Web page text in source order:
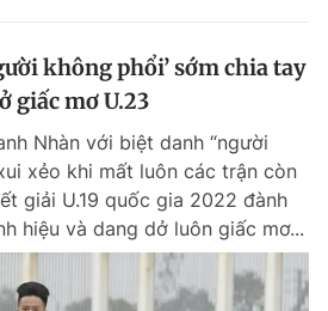
không phổi’ sớm chia tay
giấc mơ U.23
Nhàn với biệt danh “người
xẻo khi mất luôn các trận còn
giải U.19 quốc gia 2022 đành
hiệu và dang dở luôn giấc mơ...